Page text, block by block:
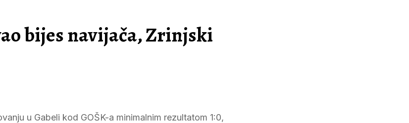
bijes navijača, Zrinjski
u Gabeli kod GOŠK-a minimalnim rezultatom 1:0,